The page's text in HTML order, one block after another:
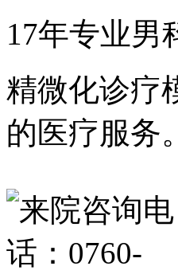
17年专业男
精微化诊疗
的医疗服务。